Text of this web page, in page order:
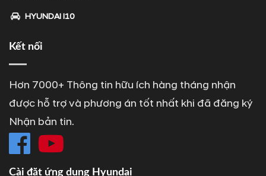
HYUNDAI I10
Kết nối
Hơn 7000+ Thông tin hữu ích hàng tháng nhận
được hỗ trợ và phương án tốt nhất khi đã đăng ký
Nhận bản tin.
Cài đặt ứng dụng Hyundai